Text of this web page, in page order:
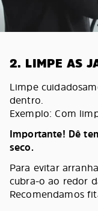
2. LIMPE AS
Limpe
dentro.
Exemplo: Com
Importante! Dê
seco.
Para evitar
cubra-o ao redor
Recomendamos